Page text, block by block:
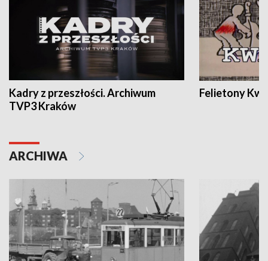
Kadry z przeszłości. Archiwum
TVP3 Kraków
Felietony
ARCHIWA